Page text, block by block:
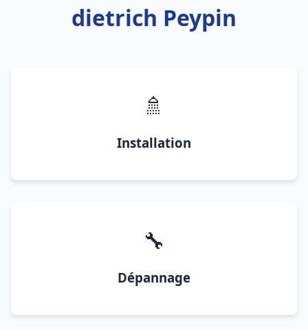
dietrich Peypin
🚿
Installation
🔧
Dépannage